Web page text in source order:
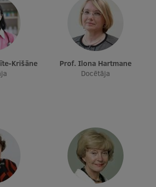
kontaktpunkts
Latvijā
Krišāne
Prof. Ilona Hartmane
Docētāja